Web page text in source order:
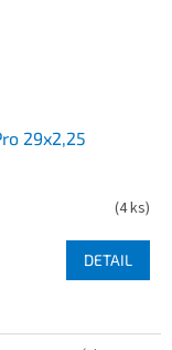
29x2,25
(4 ks)
DETAIL